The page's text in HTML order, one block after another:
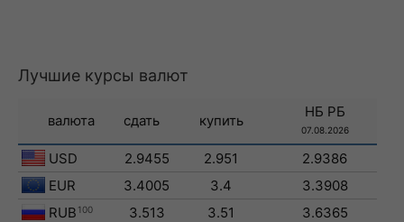
Лучшие курсы валют
валюта сдать купить
НБ РБ
07.08.2026
USD 2.9455 2.951
2.9386
EUR
3.4005 3.4
3.3908
RUB 100 3.513 3.51
3.6365